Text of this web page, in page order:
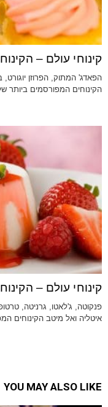
קינוחי עולם –
הקינוחים המפורסמים ביותר
קינוחי עולם –
פנקוטה, ג'לאטו, גרניטה,
איטליה ואל מיטב הקינוחים
YOU MAY ALSO LIKE